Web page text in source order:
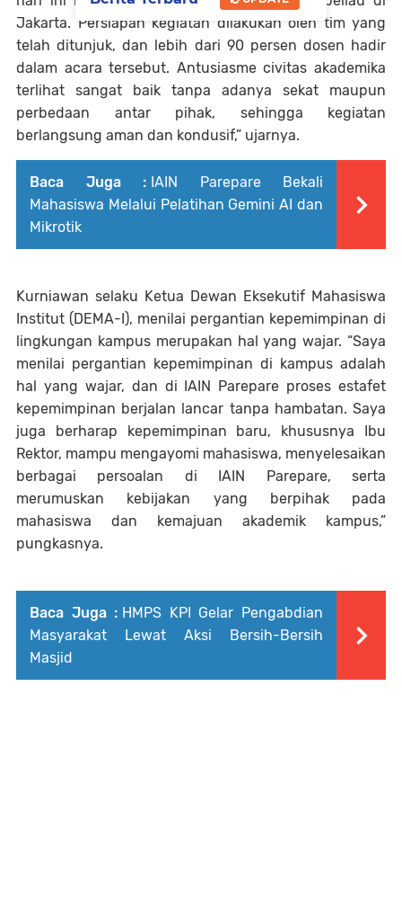
Jakarta. Persiapan kegiatan dilakukan oleh tim yang
telah ditunjuk, dan lebih dari 90 persen dosen hadir
dalam acara tersebut. Antusiasme civitas akademika
terlihat sangat baik tanpa adanya sekat maupun
perbedaan antar pihak, sehingga kegiatan
berlangsung aman dan kondusif,” ujarnya.
Baca Juga : IAIN Parepare Bekali
Mahasiswa Melalui Pelatihan Gemini AI dan
Mikrotik
Kurniawan selaku Ketua Dewan Eksekutif Mahasiswa
Institut (DEMA-I), menilai pergantian kepemimpinan di
lingkungan kampus merupakan hal yang wajar. “Saya
menilai pergantian kepemimpinan di kampus adalah
hal yang wajar, dan di IAIN Parepare proses estafet
kepemimpinan berjalan lancar tanpa hambatan. Saya
juga berharap kepemimpinan baru, khususnya Ibu
Rektor, mampu mengayomi mahasiswa, menyelesaikan
berbagai persoalan di IAIN Parepare, serta
merumuskan kebijakan yang berpihak pada
mahasiswa dan kemajuan akademik kampus,”
pungkasnya.
Baca Juga : HMPS KPI Gelar Pengabdian
Masyarakat Lewat Aksi Bersih-Bersih
Masjid